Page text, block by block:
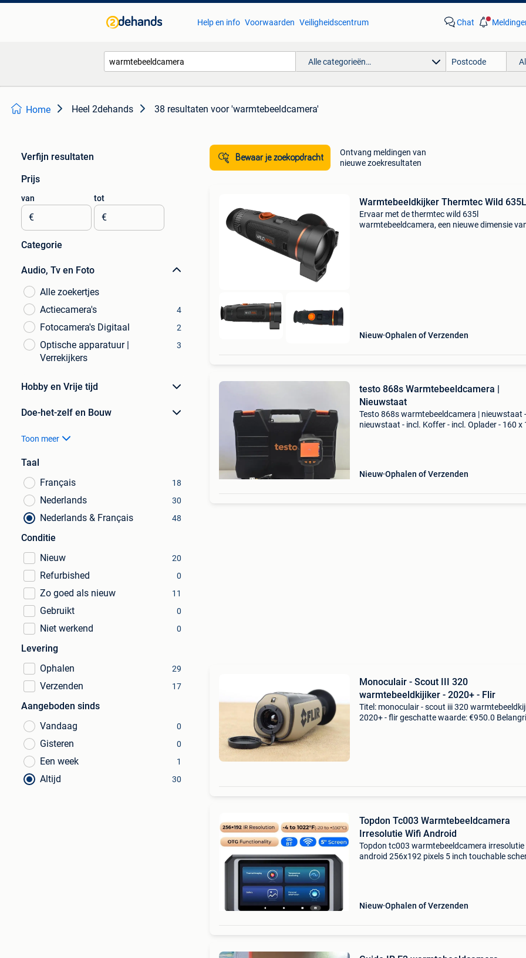
Help en info Voorwaarden Veiligheidscentrum Chat
Alle categorieën…
Home Heel 2dehands 38 resultaten voor 'warmtebeeldcamera'
Verfijn resultaten
Prijs
van
€
tot
€
Categorie
Audio, Tv en Foto
Alle zoekertjes
Actiecamera's
4
Fotocamera's Digitaal 2
Optische apparatuur |
Verrekijkers
3
Hobby en Vrije tijd
Doe-het-zelf en Bouw
Toon meer
Taal
Français
18
Nederlands 30
Nederlands & Français 48
Conditie
Nieuw
20
Refurbished 0
Zo goed als nieuw 11
Gebruikt 0
Niet werkend 0
Levering
Ophalen
29
Verzenden 17
Aangeboden sinds
Vandaag
0
Gisteren 0
Een week 1
Altijd 30
Bewaar je zoekopdracht
Ontvang meldingen van
nieuwe zoekresultaten
Warmtebeeldkijker Thermtec Wild 635L
Ervaar met de thermtec wild 635l
warmtebeeldcamera, een nieuwe dimensie
Nieuw Ophalen of Verzenden
testo 868s Warmtebeeldcamera |
Nieuwstaat
Testo 868s warmtebeeldcamera | nieuwstaat -
nieuwstaat - incl. Koffer - incl. Oplader - 160 x
Nieuw Ophalen of Verzenden
Monoculair - Scout III 320
warmtebeeldkijiker - 2020+ - Flir
Titel: monoculair - scout iii 320
2020+ - flir geschatte waarde: €950.0
Topdon Tc003 Warmtebeeldcamera
Irresolutie Wifi Android
Topdon tc003 warmtebeeldcamera irresolutie
android 256x192 pixels 5 inch touchable
Nieuw Ophalen of Verzenden